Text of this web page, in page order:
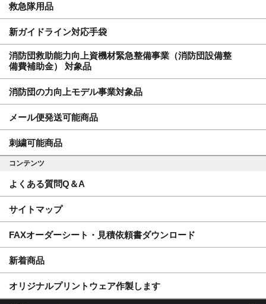
救急隊用品
新ガイドライン対応手袋
消防団救助能力向上資機材緊急整備事業（消防団設備整
備費補助金） 対象品
消防団の力向上モデル事業対象品
メール便発送可能商品
刺繍可能商品
コンテンツ
よくある質問Q＆A
サイトマップ
FAXオーダーシート・見積依頼書ダウンロード
新着商品
オリジナルプリントウェア作製します